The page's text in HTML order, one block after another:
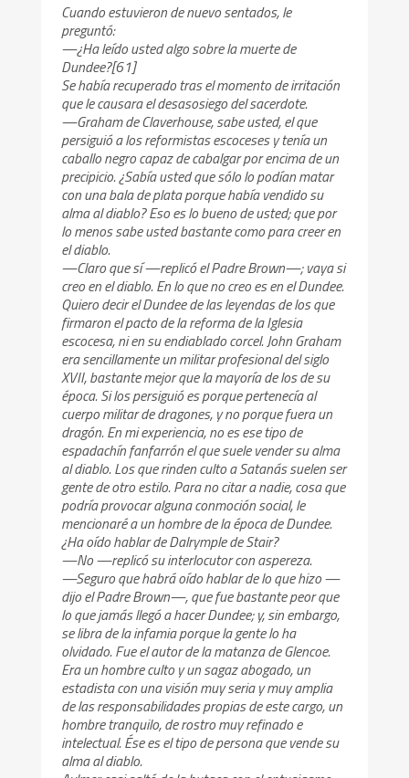
Cuando estuvieron de nuevo sentados, le
preguntó:
—¿Ha leído usted algo sobre la muerte de
Dundee?[61]
Se había recuperado tras el momento de irritación
que le causara el desasosiego del sacerdote.
—Graham de Claverhouse, sabe usted, el que
persiguió a los reformistas escoceses y tenía un
caballo negro capaz de cabalgar por encima de un
precipicio. ¿Sabía usted que sólo lo podían matar
con una bala de plata porque había vendido su
alma al diablo? Eso es lo bueno de usted; que por
lo menos sabe usted bastante como para creer en
el diablo.
—Claro que sí —replicó el Padre Brown—; vaya si
creo en el diablo. En lo que no creo es en el Dundee.
Quiero decir el Dundee de las leyendas de los que
firmaron el pacto de la reforma de la Iglesia
escocesa, ni en su endiablado corcel. John Graham
era sencillamente un militar profesional del siglo
XVII, bastante mejor que la mayoría de los de su
época. Si los persiguió es porque pertenecía al
cuerpo militar de dragones, y no porque fuera un
dragón. En mi experiencia, no es ese tipo de
espadachín fanfarrón el que suele vender su alma
al diablo. Los que rinden culto a Satanás suelen ser
gente de otro estilo. Para no citar a nadie, cosa que
podría provocar alguna conmoción social, le
mencionaré a un hombre de la época de Dundee.
¿Ha oído hablar de Dalrymple de Stair?
—No —replicó su interlocutor con aspereza.
—Seguro que habrá oído hablar de lo que hizo —
dijo el Padre Brown—, que fue bastante peor que
lo que jamás llegó a hacer Dundee; y, sin embargo,
se libra de la infamia porque la gente lo ha
olvidado. Fue el autor de la matanza de Glencoe.
Era un hombre culto y un sagaz abogado, un
estadista con una visión muy seria y muy amplia
de las responsabilidades propias de este cargo, un
hombre tranquilo, de rostro muy refinado e
intelectual. Ése es el tipo de persona que vende su
alma al diablo.